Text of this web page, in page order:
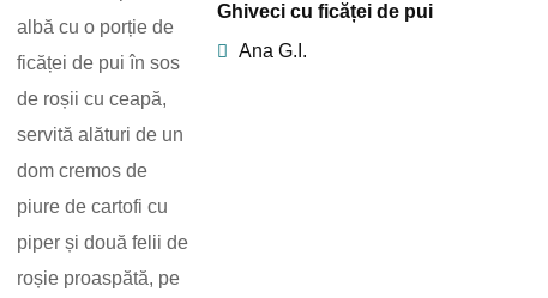
Ghiveci cu ficăței de pui
Ana G.I.